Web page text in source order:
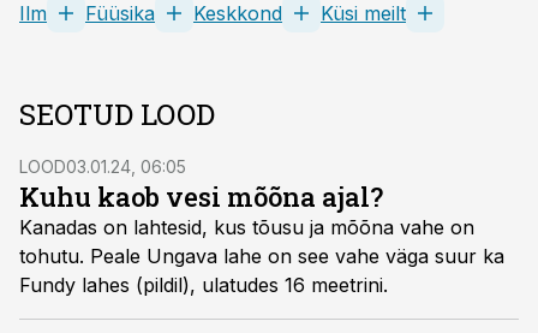
Ilm Füüsika Keskkond Küsi meilt
SEOTUD LOOD
LOOD03.01.24, 06:05
Kuhu kaob vesi mõõna ajal?
Kanadas on lahtesid, kus tõusu ja mõõna vahe on
tohutu. Peale Ungava lahe on see vahe väga suur ka
Fundy lahes (pildil), ulatudes 16 meetrini.